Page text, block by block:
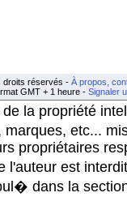
droits réservés - À propos,
GMT + 1 heure - Signaler
la propriété
marques, etc...
propriétaires
l'auteur est
dans la